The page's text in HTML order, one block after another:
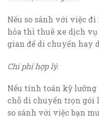
Nếu so sánh với việc
hỏa thì thuê xe dịch
gian để di chuyển hay
Chi phí hợp lý.
Nếu tính toán kỹ
chỗ di chuyển trọn gói
so sánh với việc bạn